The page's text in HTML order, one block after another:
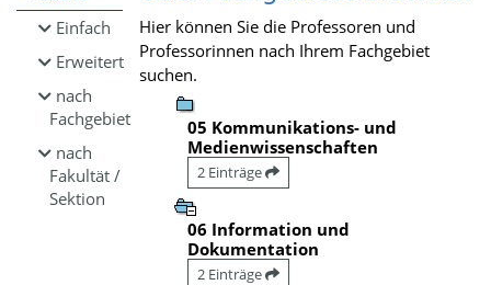
Einfach
Erweitert
nach
Fachgebiet
nach
Fakultät /
Sektion
Hier können Sie die Professoren und
Professorinnen nach Ihrem Fachgebiet
suchen.
05 Kommunikations- und
Medienwissenschaften
2 Einträge
06 Information und
Dokumentation
2 Einträge